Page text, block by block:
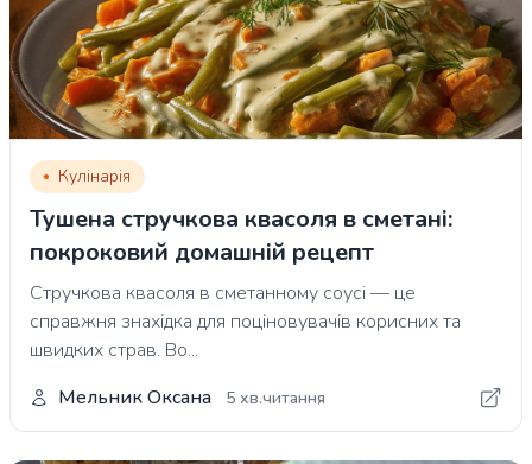
Кулінарія
Тушена стручкова квасоля в сметані:
покроковий домашній рецепт
Стручкова квасоля в сметанному соусі — це
справжня знахідка для поціновувачів корисних та
швидких страв. Во...
Мельник Оксана
5 хв.читання